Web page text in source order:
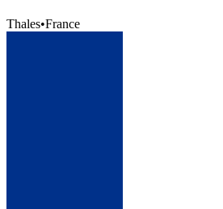
Thales•France